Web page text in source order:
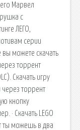
Марвел
с
ЛЕГО,
серии
можете скачать
торрент
Скачать игру
торрент
кнопку
· Скачать LEGO
ты можешь в два